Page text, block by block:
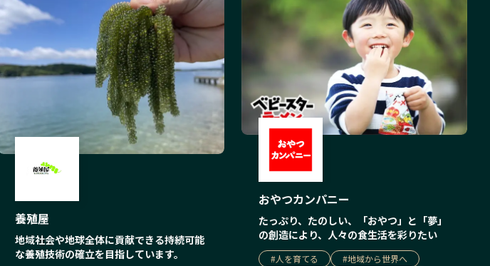
養殖屋
地域社会や地球全体に貢献できる持続可能
な養殖技術の確立を目指しています。
おやつカンパニー
たっぷり、たのしい、「おやつ」と「夢」
の創造により、人々の食生活を彩りたい
#人を育てる #地域から世界へ